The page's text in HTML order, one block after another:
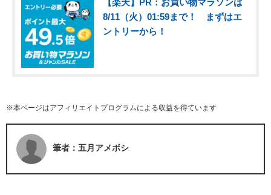
【楽天】PR：お買い物マラソンは
8/11（火）01:59まで！ まずはエ
ントリーから！
※本ページはアフィリエイトプログラムによる収益を得ています
筆者：五月アメボシ